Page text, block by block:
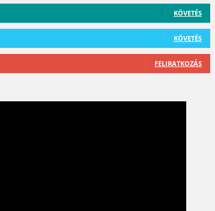
KÖVETÉS
KÖVETÉS
FELIRATKOZÁS